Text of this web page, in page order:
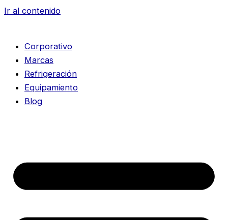
Ir al contenido
Corporativo
Marcas
Refrigeración
Equipamiento
Blog